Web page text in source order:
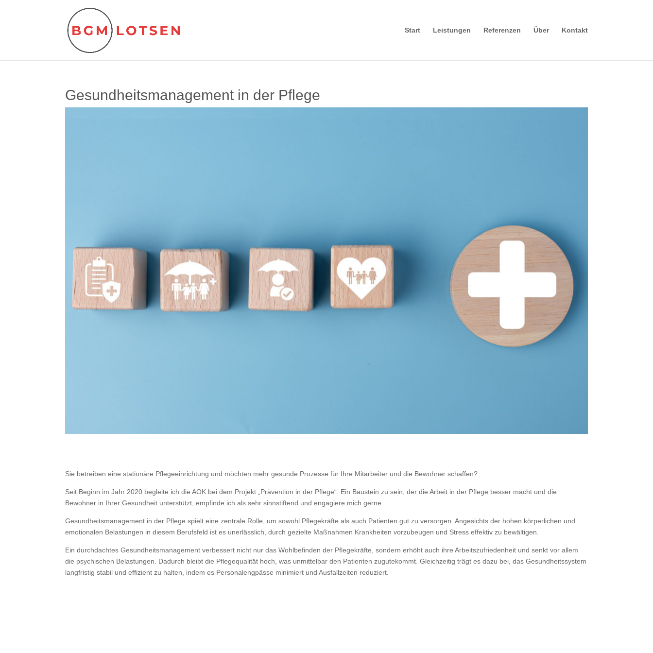
Start Leistungen Referenzen Über Kontakt
Gesundheitsmanagement in der Pflege
Sie betreiben eine stationäre Pflegeeinrichtung und möchten mehr gesunde Prozesse für Ihre Mitarbeiter und die Bewohner schaffen?
Seit Beginn im Jahr 2020 begleite ich die AOK bei dem Projekt „Prävention in der Pflege“. Ein Baustein zu sein, der die Arbeit in der Pflege besser macht und die
Bewohner in Ihrer Gesundheit unterstützt, empfinde ich als sehr sinnstiftend und engagiere mich gerne.
Gesundheitsmanagement in der Pflege spielt eine zentrale Rolle, um sowohl Pflegekräfte als auch Patienten gut zu versorgen. Angesichts der hohen körperlichen und
emotionalen Belastungen in diesem Berufsfeld ist es unerlässlich, durch gezielte Maßnahmen Krankheiten vorzubeugen und Stress effektiv zu bewältigen.
Ein durchdachtes Gesundheitsmanagement verbessert nicht nur das Wohlbefinden der Pflegekräfte, sondern erhöht auch ihre Arbeitszufriedenheit und senkt vor allem
die psychischen Belastungen. Dadurch bleibt die Pflegequalität hoch, was unmittelbar den Patienten zugutekommt. Gleichzeitig trägt es dazu bei, das Gesundheitssystem
langfristig stabil und effizient zu halten, indem es Personalengpässe minimiert und Ausfallzeiten reduziert.